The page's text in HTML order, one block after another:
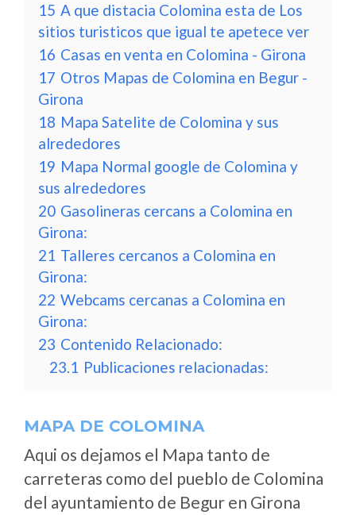
15 A que distacia Colomina esta de Los
sitios turisticos que igual te apetece ver
16 Casas en venta en Colomina - Girona
17 Otros Mapas de Colomina en Begur -
Girona
18 Mapa Satelite de Colomina y sus
alrededores
19 Mapa Normal google de Colomina y
sus alrededores
20 Gasolineras cercans a Colomina en
Girona:
21 Talleres cercanos a Colomina en
Girona:
22 Webcams cercanas a Colomina en
Girona:
23 Contenido Relacionado:
23.1 Publicaciones relacionadas:
MAPA DE COLOMINA
Aqui os dejamos el Mapa tanto de
carreteras como del pueblo de Colomina
del ayuntamiento de Begur en Girona